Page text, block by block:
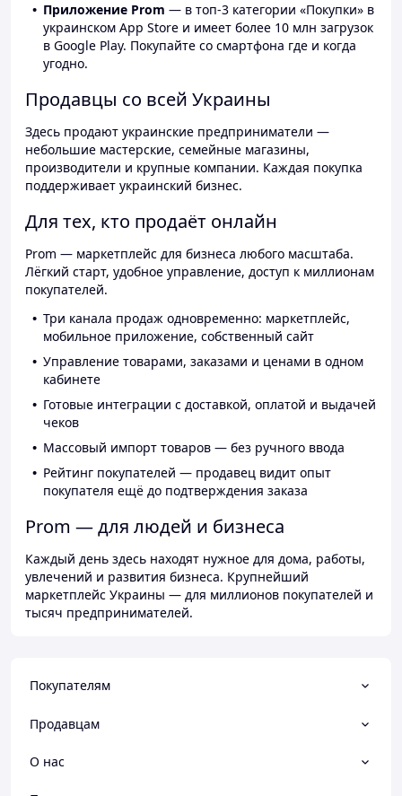
Приложение Prom — в топ-3 категории «Покупки» в
украинском App Store и имеет более 10 млн загрузок
в Google Play. Покупайте со смартфона где и когда
угодно.
Продавцы со всей Украины
Здесь продают украинские предприниматели —
небольшие мастерские, семейные магазины,
производители и крупные компании. Каждая покупка
поддерживает украинский бизнес.
Для тех, кто продаёт онлайн
Prom — маркетплейс для бизнеса любого масштаба.
Лёгкий старт, удобное управление, доступ к миллионам
покупателей.
Три канала продаж одновременно: маркетплейс,
мобильное приложение, собственный сайт
Управление товарами, заказами и ценами в одном
кабинете
Готовые интеграции с доставкой, оплатой и выдачей
чеков
Массовый импорт товаров — без ручного ввода
Рейтинг покупателей — продавец видит опыт
покупателя ещё до подтверждения заказа
Prom — для людей и бизнеса
Каждый день здесь находят нужное для дома, работы,
увлечений и развития бизнеса. Крупнейший
маркетплейс Украины — для миллионов покупателей и
тысяч предпринимателей.
Покупателям
Продавцам
О нас